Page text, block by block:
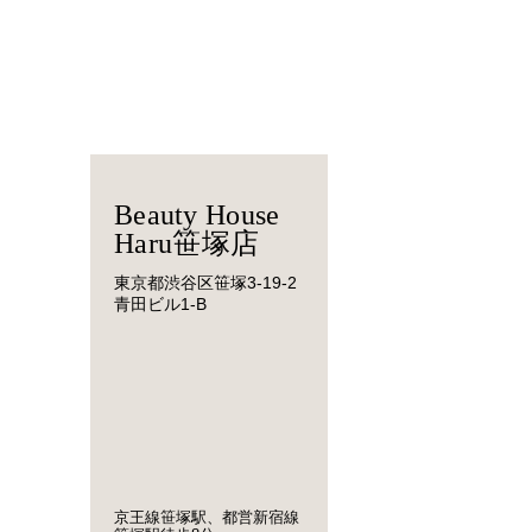
Beauty House
Haru笹塚店
東京都渋谷区笹塚3-19-2
青田ビル1-B
京王線笹塚駅、都営新宿線